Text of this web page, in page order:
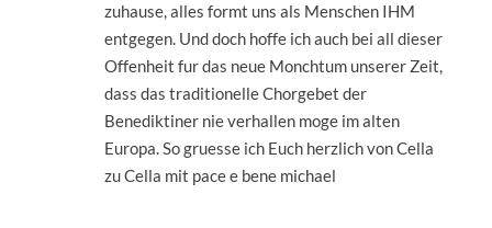
zuhause, alles formt uns als Menschen IHM
entgegen. Und doch hoffe ich auch bei all dieser
Offenheit fur das neue Monchtum unserer Zeit,
dass das traditionelle Chorgebet der
Benediktiner nie verhallen moge im alten
Europa. So gruesse ich Euch herzlich von Cella
zu Cella mit pace e bene michael